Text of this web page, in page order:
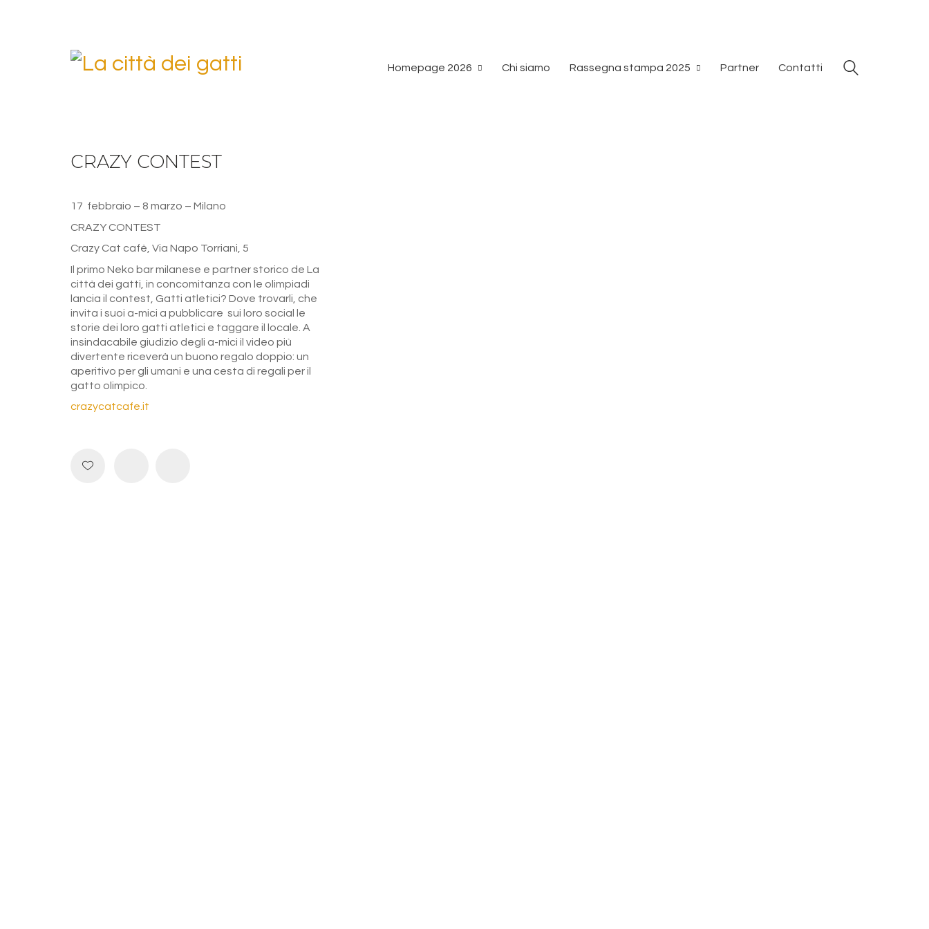
Homepage 2026 Chi siamo Rassegna stampa 2025 Partner Contatti
CRAZY CONTEST
17 febbraio – 8 marzo – Milano
CRAZY CONTEST
Crazy Cat cafè, Via Napo Torriani, 5
Il primo Neko bar milanese e partner storico de La
città dei gatti, in concomitanza con le olimpiadi
lancia il contest, Gatti atletici? Dove trovarli, che
invita i suoi a-mici a pubblicare sui loro social le
storie dei loro gatti atletici e taggare il locale. A
insindacabile giudizio degli a-mici il video più
divertente riceverà un buono regalo doppio: un
aperitivo per gli umani e una cesta di regali per il
gatto olimpico.
crazycatcafe.it